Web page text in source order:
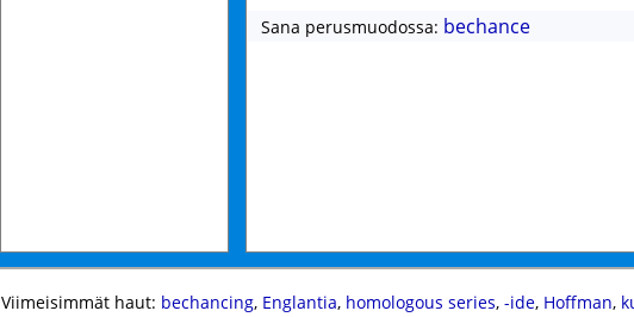
Sana perusmuodossa: bechance
Viimeisimmät haut: bechancing, Englantia, homologous series, -ide, Hoffman,